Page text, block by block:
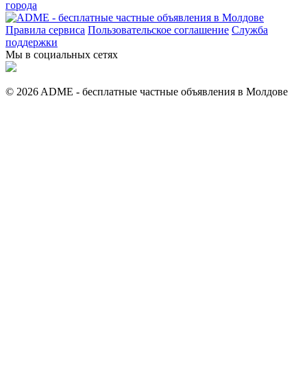
города
Правила сервиса Пользовательское соглашение Служба
поддержки
Мы в социальных сетях
© 2026 ADME - бесплатные частные объявления в Молдове